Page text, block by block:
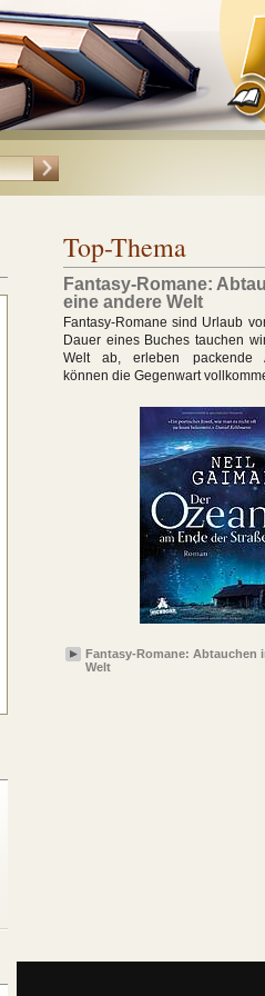
Top-Thema
Fantasy-Romane:
eine andere Welt
Fantasy-Romane sind Urlaub
Dauer eines Buches tauchen
Welt ab, erleben packende
können die Gegenwart
Fantasy-Romane: Abtauchen
Welt